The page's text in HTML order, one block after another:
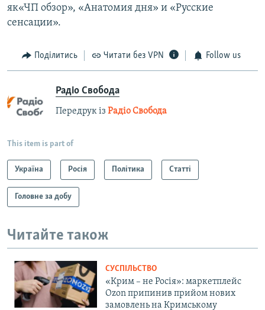
як«ЧП обзор», «Анатомия дня» и «Русские
сенсации».
Поділитись Читати без VPN Follow us
Радіо Свобода
Передрук із Радіо Свобода
This item is part of
Україна Росія Політика Статті
Головне за добу
Читайте також
СУСПІЛЬСТВО
«Крим – не Росія»: маркетплейс
Ozon припинив прийом нових
замовлень на Кримському